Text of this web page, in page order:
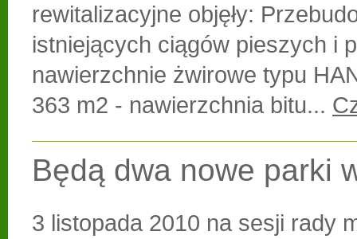
rewitalizacyjne objęły:
istniejących ciągów pieszych i
nawierzchnie żwirowe typu
363 m2 - nawierzchnia bitu...
Będą dwa nowe parki
3 listopada 2010 na sesji rady